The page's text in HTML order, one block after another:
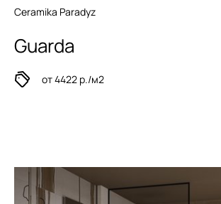
Ceramika Paradyz
Guarda
от 4422 р./м2